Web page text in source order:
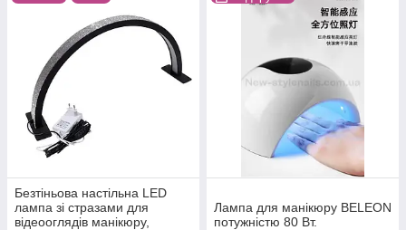
Безтіньова настільна LED
лампа зі стразами для
відеооглядів манікюру,
Лампа для манікюру BELEON
потужністю 80 Вт.